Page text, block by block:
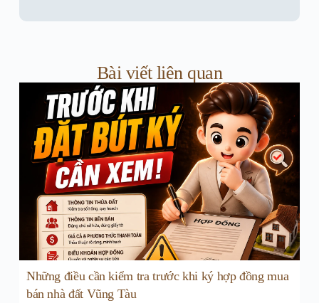
Bài viết liên quan
Những điều cần kiểm tra trước khi ký hợp đồng mua
bán nhà đất Vũng Tàu